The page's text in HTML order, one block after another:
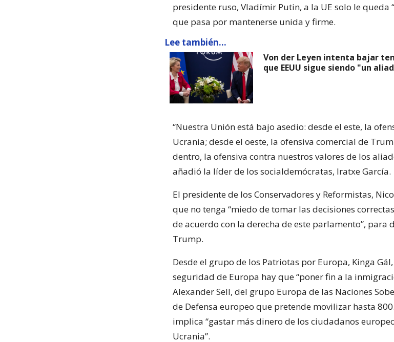
presidente ruso, Vladímir Putin, a la UE solo le queda
que pasa por mantenerse unida y firme.
Lee también...
Von der Leyen intenta bajar
que EEUU sigue siendo "un
“Nuestra Unión está bajo asedio: desde el este, la
Ucrania; desde el oeste, la ofensiva comercial de
dentro, la ofensiva contra nuestros valores de los
añadió la líder de los socialdemócratas, Iratxe García.
El presidente de los Conservadores y Reformistas,
que no tenga “miedo de tomar las decisiones
de acuerdo con la derecha de este parlamento”, para
Trump.
Desde el grupo de los Patriotas por Europa, Kinga
seguridad de Europa hay que “poner fin a la
Alexander Sell, del grupo Europa de las Naciones
de Defensa europeo que pretende movilizar hasta
implica “gastar más dinero de los ciudadanos
Ucrania”.